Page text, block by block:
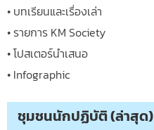
• บทเรียนและเรื่องเล่า
• รายการ KM Society
• โปสเตอร์นำเสนอ
• Infographic
ชุมชนนักปฏิบัติ (ล่าสุด)